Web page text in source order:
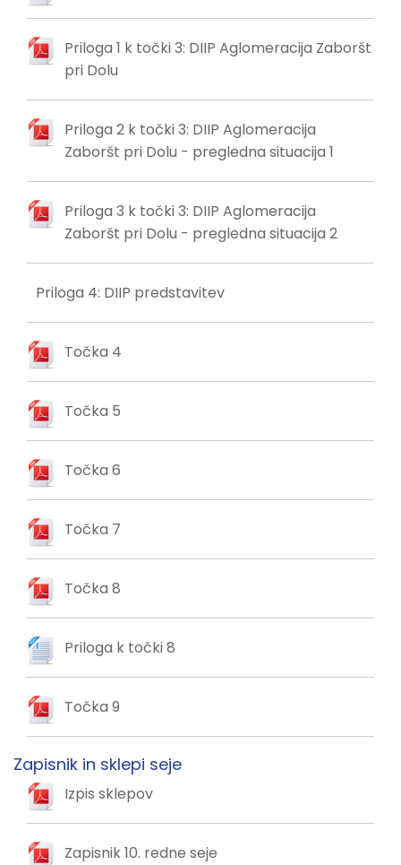
Priloga 1 k točki 3: DIIP Aglomeracija Zaboršt
pri Dolu
Priloga 2 k točki 3: DIIP Aglomeracija
Zaboršt pri Dolu - pregledna situacija 1
Priloga 3 k točki 3: DIIP Aglomeracija
Zaboršt pri Dolu - pregledna situacija 2
Priloga 4: DIIP predstavitev
Točka 4
Točka 5
Točka 6
Točka 7
Točka 8
Priloga k točki 8
Točka 9
Zapisnik in sklepi seje
Izpis sklepov
Zapisnik 10. redne seje